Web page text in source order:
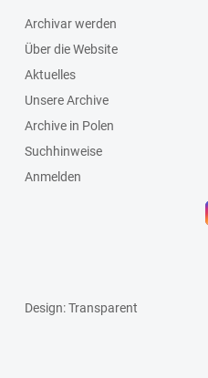
Archivar werden
Über die Website
Aktuelles
Unsere Archive
Archive in Polen
Suchhinweise
Anmelden
Design: Transparent